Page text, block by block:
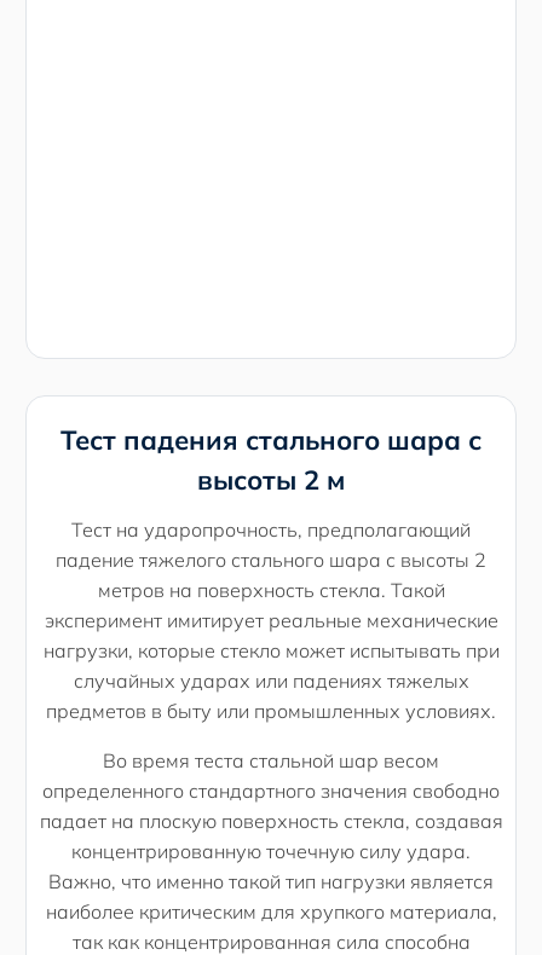
Тест падения стального шара с
высоты 2 м
Тест на ударопрочность, предполагающий
падение тяжелого стального шара с высоты 2
метров на поверхность стекла. Такой
эксперимент имитирует реальные механические
нагрузки, которые стекло может испытывать при
случайных ударах или падениях тяжелых
предметов в быту или промышленных условиях.
Во время теста стальной шар весом
определенного стандартного значения свободно
падает на плоскую поверхность стекла, создавая
концентрированную точечную силу удара.
Важно, что именно такой тип нагрузки является
наиболее критическим для хрупкого материала,
так как концентрированная сила способна